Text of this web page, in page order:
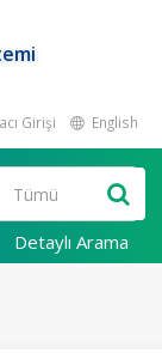
Girişi English
Detaylı Arama